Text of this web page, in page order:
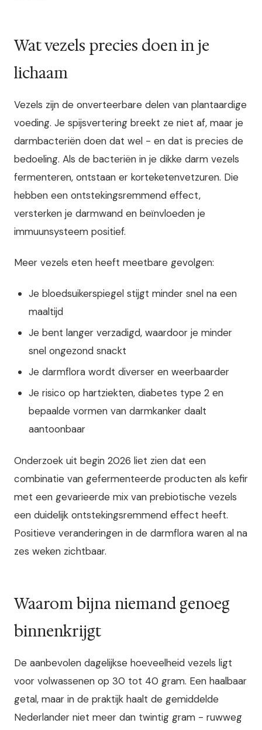
Wat vezels precies doen in je
lichaam
Vezels zijn de onverteerbare delen van plantaardige
voeding. Je spijsvertering breekt ze niet af, maar je
darmbacteriën doen dat wel - en dat is precies de
bedoeling. Als de bacteriën in je dikke darm vezels
fermenteren, ontstaan er korteketenvetzuren. Die
hebben een ontstekingsremmend effect,
versterken je darmwand en beïnvloeden je
immuunsysteem positief.
Meer vezels eten heeft meetbare gevolgen:
Je bloedsuikerspiegel stijgt minder snel na een
maaltijd
Je bent langer verzadigd, waardoor je minder
snel ongezond snackt
Je darmflora wordt diverser en weerbaarder
Je risico op hartziekten, diabetes type 2 en
bepaalde vormen van darmkanker daalt
aantoonbaar
Onderzoek uit begin 2026 liet zien dat een
combinatie van gefermenteerde producten als kefir
met een gevarieerde mix van prebiotische vezels
een duidelijk ontstekingsremmend effect heeft.
Positieve veranderingen in de darmflora waren al na
zes weken zichtbaar.
Waarom bijna niemand genoeg
binnenkrijgt
De aanbevolen dagelijkse hoeveelheid vezels ligt
voor volwassenen op 30 tot 40 gram. Een haalbaar
getal, maar in de praktijk haalt de gemiddelde
Nederlander niet meer dan twintig gram - ruwweg